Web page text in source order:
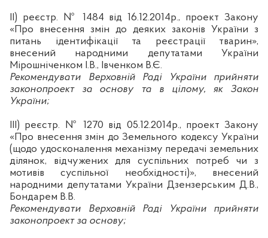
ІІ) реєстр. № 1484 від 16.12.2014р., проект Закону
«Про внесення змін до деяких законів України з
питань ідентифікації та реєстрації тварин»,
внесений народними депутатами України
Мірошніченком І.В., Івченком В.Є.
Рекомендувати Верховній Раді України прийняти
законопроект за основу та в цілому, як Закон
України;
) реєстр. № 1270 від 05.12.2014р., проект Закону
«Про внесення змін до Земельного кодексу України
(щодо удосконалення механізму передачі земельних
ділянок, відчужених для суспільних потреб чи з
мотивів суспільної необхідності)», внесений
народними депутатами України Дзензерським Д.В.,
Бондарем В.В.
Рекомендувати Верховній Раді України прийняти
законопроект за основу;